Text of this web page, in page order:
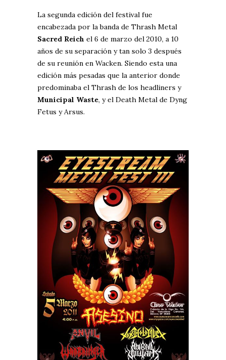
La segunda edición del festival fue
encabezada por la banda de Thrash Metal
Sacred Reich el 6 de marzo del 2010, a 10
años de su separación y tan solo 3 después
de su reunión en Wacken. Siendo esta una
edición más pesadas que la anterior donde
predominaba el Thrash de los headliners y
Municipal Waste, y el Death Metal de Dyng
Fetus y Arsus.